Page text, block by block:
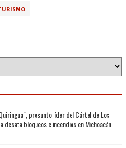
presunto líder del Cártel de Los
desata bloqueos e incendios en Michoacán